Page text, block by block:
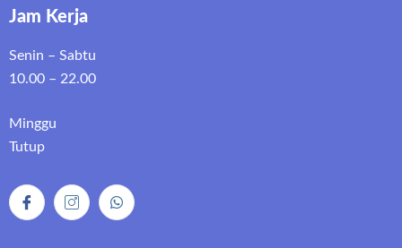
Jam Kerja
Senin – Sabtu
10.00 – 22.00
Minggu
Tutup